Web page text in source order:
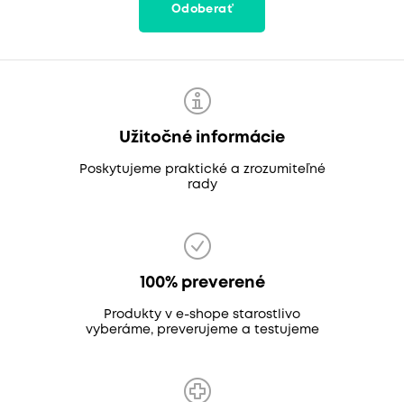
Odoberať
Užitočné informácie
Poskytujeme praktické a zrozumiteľné
rady
100% preverené
Produkty v e-shope starostlivo
vyberáme, preverujeme a testujeme